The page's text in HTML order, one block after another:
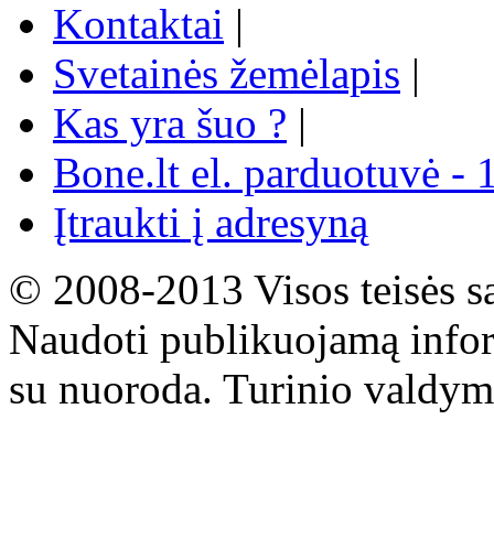
Kontaktai |
Svetainės žemėlapis |
Kas yra šuo ? |
Bone.lt el. parduotuvė -
Įtraukti į adresyną
© 2008-2013 Visos teisės
Naudoti publikuojamą
su nuoroda. Turinio